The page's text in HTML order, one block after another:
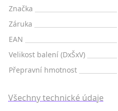
Značka
Záruka
EAN
Velikost balení (DxŠxV)
Přepravní hmotnost
Všechny technické údaje